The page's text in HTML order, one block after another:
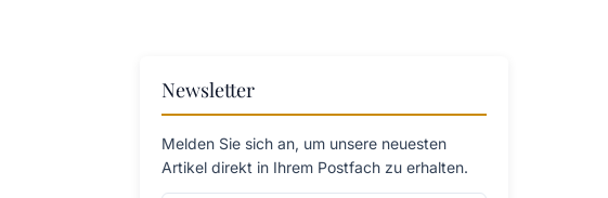
Newsletter
Melden Sie sich an, um unsere neuesten
Artikel direkt in Ihrem Postfach zu erhalten.